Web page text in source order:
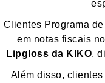
Clientes Programa
em notas fiscais
Lipgloss da KIKO,
Além disso, clientes